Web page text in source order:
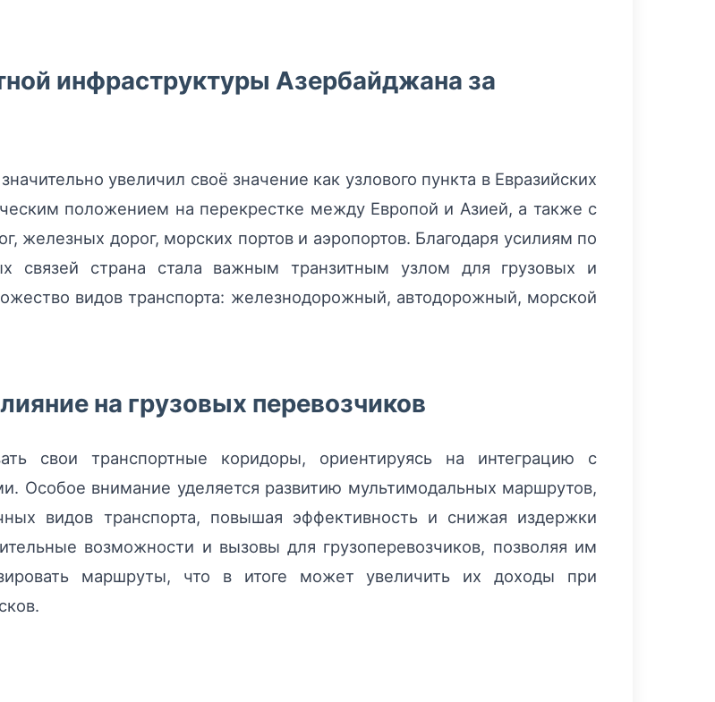
инфраструктуры Азербайджана за
увеличил своё значение как узлового пункта в Евразийских
положением на перекрестке между Европой и Азией, а также с
железных дорог, морских портов и аэропортов. Благодаря усилиям по
связей страна стала важным транзитным узлом для грузовых и
видов транспорта: железнодорожный, автодорожный, морской
на грузовых перевозчиков
свои транспортные коридоры, ориентируясь на интеграцию с
Особое внимание уделяется развитию мультимодальных маршрутов,
видов транспорта, повышая эффективность и снижая издержки
возможности и вызовы для грузоперевозчиков, позволяя им
маршруты, что в итоге может увеличить их доходы при